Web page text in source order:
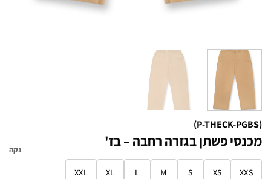
(P-THECK-PGBS)
מכנסי פשתן בגזרה רחבה – בז'
XXS
XS
S
M
L
XL
XXL
נקה